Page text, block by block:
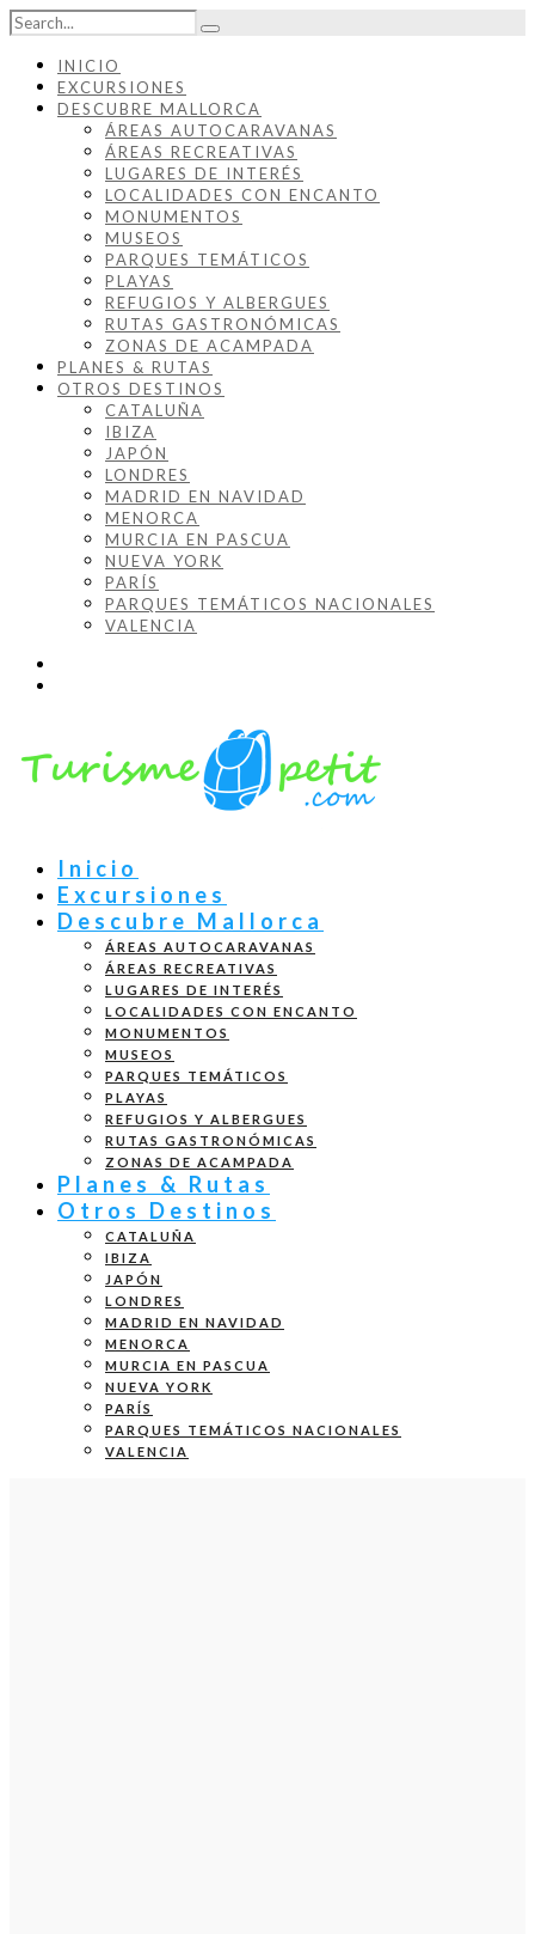
INICIO
EXCURSIONES
DESCUBRE MALLORCA
ÁREAS AUTOCARAVANAS
ÁREAS RECREATIVAS
LUGARES DE INTERÉS
LOCALIDADES CON ENCANTO
MONUMENTOS
MUSEOS
PARQUES TEMÁTICOS
PLAYAS
REFUGIOS Y ALBERGUES
RUTAS GASTRONÓMICAS
ZONAS DE ACAMPADA
PLANES & RUTAS
OTROS DESTINOS
CATALUÑA
IBIZA
JAPÓN
LONDRES
MADRID EN NAVIDAD
MENORCA
MURCIA EN PASCUA
NUEVA YORK
PARÍS
PARQUES TEMÁTICOS NACIONALES
VALENCIA
Inicio
Excursiones
Descubre Mallorca
ÁREAS AUTOCARAVANAS
ÁREAS RECREATIVAS
LUGARES DE INTERÉS
LOCALIDADES CON ENCANTO
MONUMENTOS
MUSEOS
PARQUES TEMÁTICOS
PLAYAS
REFUGIOS Y ALBERGUES
RUTAS GASTRONÓMICAS
ZONAS DE ACAMPADA
Planes & Rutas
Otros Destinos
CATALUÑA
IBIZA
JAPÓN
LONDRES
MADRID EN NAVIDAD
MENORCA
MURCIA EN PASCUA
NUEVA YORK
PARÍS
PARQUES TEMÁTICOS NACIONALES
VALENCIA